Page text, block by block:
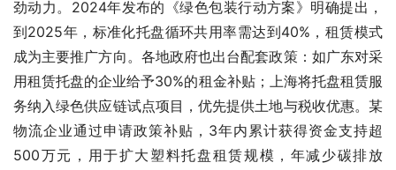
劲动力。2024年发布的《绿色包装行动方案》明确提出，
到2025年，标准化托盘循环共用率需达到40%，租赁模式
成为主要推广方向。各地政府也出台配套政策：如广东对采
用租赁托盘的企业给予30%的租金补贴；上海将托盘租赁服
务纳入绿色供应链试点项目，优先提供土地与税收优惠。某
物流企业通过申请政策补贴，3年内累计获得资金支持超
500万元，用于扩大塑料托盘租赁规模，年减少碳排放